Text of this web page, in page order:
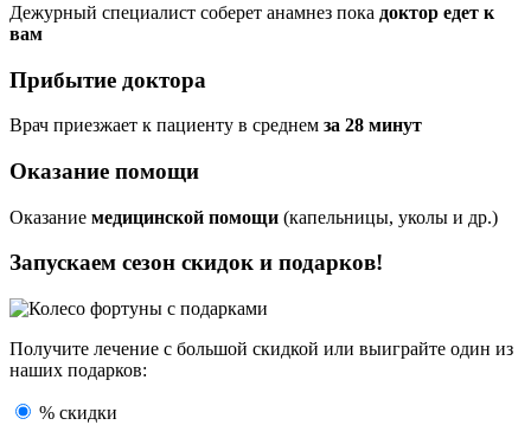
Дежурный специалист соберет анамнез пока доктор едет к
вам
Прибытие доктора
Врач приезжает к пациенту в среднем за 28 минут
Оказание помощи
Оказание медицинской помощи (капельницы, уколы и др.)
Запускаем сезон скидок и подарков!
Получите лечение с большой скидкой или выиграйте один из
наших подарков:
% скидки